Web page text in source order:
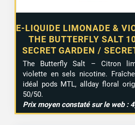
E-LIQUIDE LIMONADE &
THE BUTTERFLY SALT
SECRET GARDEN /
The Butterfly Salt – Citron
violette en sels nicotine.
idéal pods MTL, allday floral
50/50.
Prix moyen constaté sur le web :